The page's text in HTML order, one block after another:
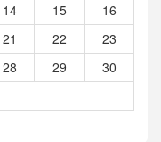
14 15
16
21 22
23
28 29
30